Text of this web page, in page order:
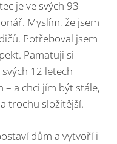
je ve svých 93
Myslím, že jsem
Potřeboval jsem
Pamatuji si
12 letech
a chci jím být stále,
trochu složitější.
dům a vytvoří i